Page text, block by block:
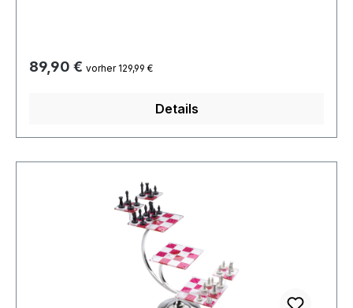
Regulärer Preis:
89,90 € vorher 129,99 €
Details